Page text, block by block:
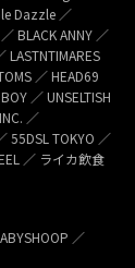
Dazzle ／
BLACK ANNY ／
LASTNTIMARES
／ HEAD69
／ UNSELTISH
／
55DSL TOKYO ／
／ ライカ飲食
／